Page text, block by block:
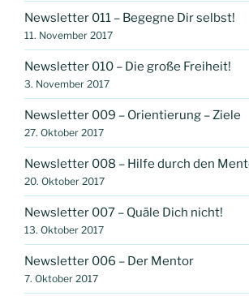
Newsletter 011 – Begegne Dir selbst!
11. November 2017
Newsletter 010 – Die große Freiheit!
3. November 2017
Newsletter 009 – Orientierung – Ziele
27. Oktober 2017
Newsletter 008 – Hilfe durch den
20. Oktober 2017
Newsletter 007 – Quäle Dich nicht!
13. Oktober 2017
Newsletter 006 – Der Mentor
7. Oktober 2017